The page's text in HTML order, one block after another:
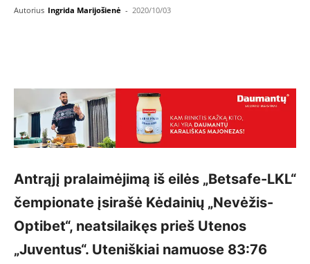
Autorius Ingrida Marijošienė - 2020/10/03
Antrąjį pralaimėjimą iš eilės „Betsafe-LKL“
čempionate įsirašė Kėdainių „Nevėžis-
Optibet“, neatsilaikęs prieš Utenos
„Juventus“. Uteniškiai namuose 83:76